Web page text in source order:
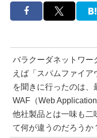
バラクーダネットワー
えば「スパムファイ
を聞きに行ったのは、
WAF（Web
他社製品とは一味も二
て何が違うのだろうか